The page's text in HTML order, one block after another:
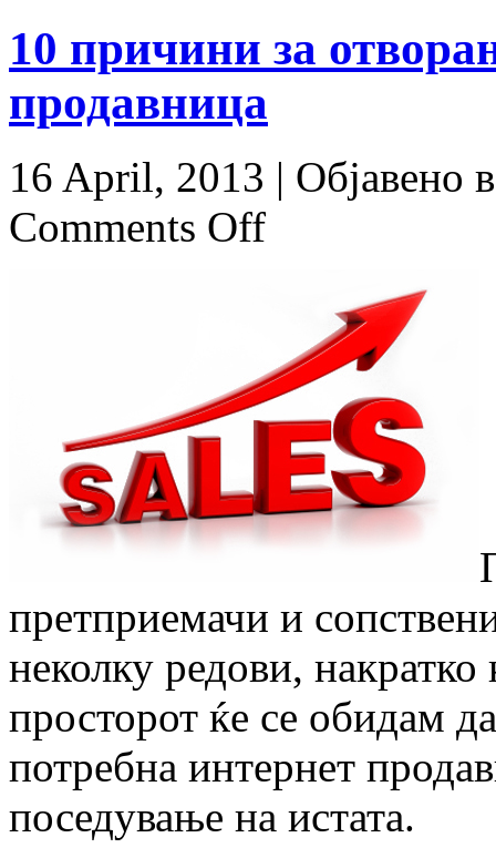
10 причини за
продавница
16 April, 2013 | Објавено
Comments Off
претприемачи и
неколку редови,
просторот ќе се обидам
потребна интернет
поседување на истата.